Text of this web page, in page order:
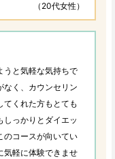
（20代女性）
うと気軽な気持ちで
なく、カウンセリン
てくれた方もとても
っかりとダイエッ
のコースが向いてい
気軽に体験できませ